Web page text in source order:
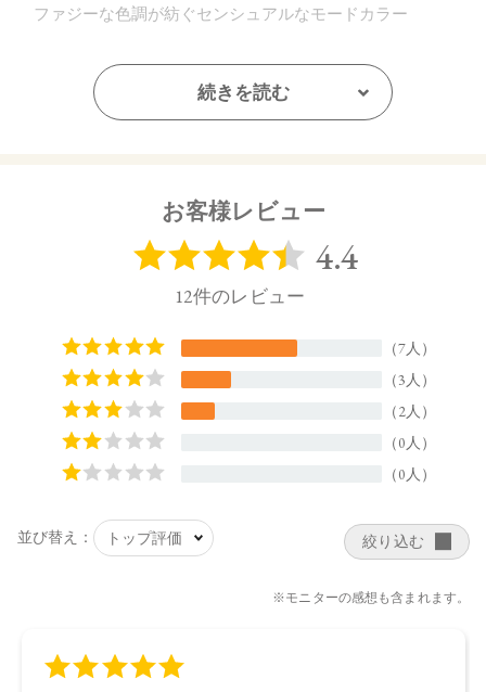
ファジーな色調が紡ぐセンシュアルなモードカラー
・EX03 Sun & Sand：
ニュートラルに色づくマットテラコッタ×ジューシーなア
プリコット。
・EX04 Tropic Flush：
肌に溶け込むマットなペールブラウン×フレッシュなコー
エフォートレスな抜け感をかなえるスキントーンカラー
【販売名】
トーン ペタル メルティング カラー ポット EX01
トーン ペタル メルティング カラー ポット EX02
トーン ペタル メルティング カラー ポット EX03
トーン ペタル メルティング カラー ポット EX04
指先またはお手持ちのチップやブラシで適量をとり、唇や
頬、まぶたに塗布します。
いますが、ご使用には問題ありません。
続きを読む
お客様レビュー